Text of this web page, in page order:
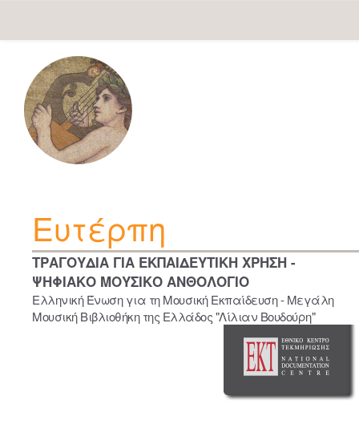
navigation
Ευτέρπη
ΤΡΑΓΟΥΔΙΑ ΓΙΑ ΕΚΠΑΙΔΕΥΤΙΚΗ ΧΡΗΣΗ -
ΨΗΦΙΑΚΟ ΜΟΥΣΙΚΟ ΑΝΘΟΛΟΓΙΟ
Ελληνική Ένωση για τη Μουσική Εκπαίδευση - Μεγάλη
Μουσική Βιβλιοθήκη της Ελλάδος "Λίλιαν Βουδούρη"